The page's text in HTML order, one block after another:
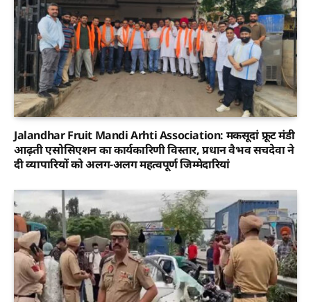
Jalandhar Fruit Mandi Arhti Association: मकसूदां फ्रूट मंडी
आढ़ती एसोसिएशन का कार्यकारिणी विस्तार, प्रधान वैभव सचदेवा ने
दी व्यापारियों को अलग-अलग महत्वपूर्ण जिम्मेदारियां